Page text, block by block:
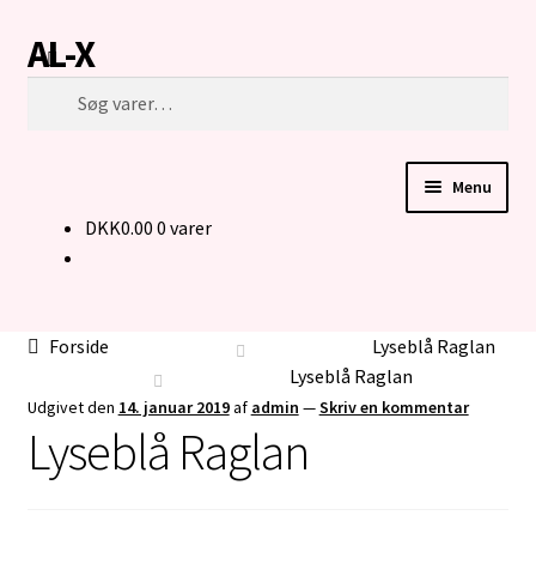
Spring
til
navigation
Spring
til
indhold
AL-X
Søg
Menu
BUKSER TIL MENNESKER I KØRESTOL
KONTAKT
DKK0.00 0 varer
Forside
Lyseblå Raglan
Lyseblå Raglan
Udgivet den 14. januar 2019af admin —Skriv en kommentar
Lyseblå Raglan